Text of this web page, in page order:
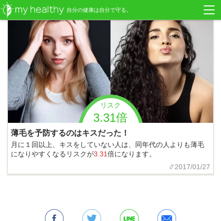
リスク
3.31倍
薄毛を予防するのはキスだった！
月に１回以上、キスをしていない人は、同年代の人よりも薄毛
になりやすくなるリスクが3.31倍になります。
2017/01/27
自分の健康は自分で守る。